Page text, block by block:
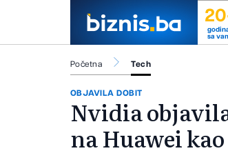
sa
Početna Tech
OBJAVILA DOBIT
Nvidia
na Huawei